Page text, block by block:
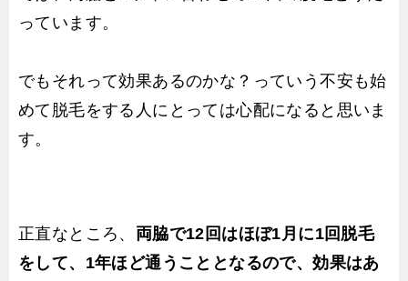
っています。
でもそれって効果あるのかな？っていう不安も始
めて脱毛をする人にとっては心配になると思いま
す。
正直なところ、 両脇で12回はほぼ1月に1回脱毛
をして、1年ほど通うこととなるので、効果はあ